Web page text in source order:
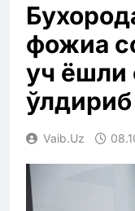
фожиа
уч ёшли
Vaib.uz